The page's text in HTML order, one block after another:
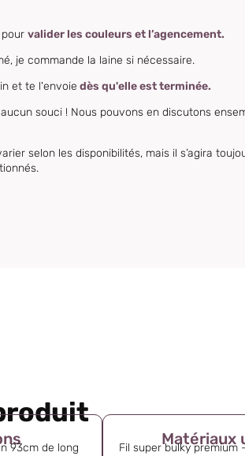
pourvalider les couleurs et l’agencement.
je commande la laine si nécessaire.
et te l'envoie dès qu'elle est terminée.
souci ! Nous pouvons en discutons
selon les disponibilités, mais il s’agira
93cm de long Matériaux
Fil super bulky premium